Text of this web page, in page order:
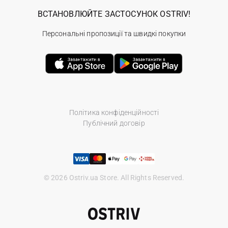
Політика конфіденційності
Публічний договір
© 2026 Ostriv.ua Store. All Rights Reserved.
ВСТАНОВЛЮЙТЕ ЗАСТОСУНОК OSTRIV!
Персональні пропозиції та швидкі покупки